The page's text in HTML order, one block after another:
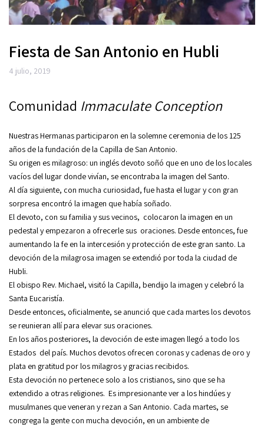
Fiesta de San Antonio en Hubli
4 julio, 2019
Comunidad Immaculate Conception
Nuestras Hermanas participaron en la solemne ceremonia de los 125
años de la fundación de la Capilla de San Antonio.
Su origen es milagroso: un inglés devoto soñó que en uno de los locales
vacíos del lugar donde vivían, se encontraba la imagen del Santo.
Al día siguiente, con mucha curiosidad, fue hasta el lugar y con gran
sorpresa encontró la imagen que había soñado.
El devoto, con su familia y sus vecinos, colocaron la imagen en un
pedestal y empezaron a ofrecerle sus oraciones. Desde entonces, fue
aumentando la fe en la intercesión y protección de este gran santo. La
devoción de la milagrosa imagen se extendió por toda la ciudad de
Hubli.
El obispo Rev. Michael, visitó la Capilla, bendijo la imagen y celebró la
Santa Eucaristía.
Desde entonces, oficialmente, se anunció que cada martes los devotos
se reunieran allí para elevar sus oraciones.
En los años posteriores, la devoción de este imagen llegó a todo los
Estados del país. Muchos devotos ofrecen coronas y cadenas de oro y
plata en gratitud por los milagros y gracias recibidos.
Esta devoción no pertenece solo a los cristianos, sino que se ha
extendido a otras religiones. Es impresionante ver a los hindúes y
musulmanes que veneran y rezan a San Antonio. Cada martes, se
congrega la gente con mucha devoción, en un ambiente de